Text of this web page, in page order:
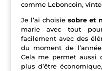
comme Leboncoin,
Je l’ai choisiesobre et
marie avec tout
facilement avec des
du moment de
Cela me permet aussi
plus d’être